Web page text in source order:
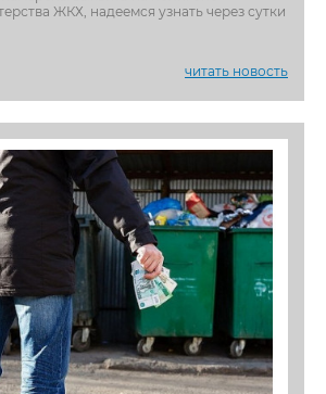
ЖКХ, надеемся узнать через сутки
читать новость